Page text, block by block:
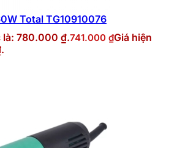
Total TG10910076
là: 780.000 ₫.741.000 ₫Giá hiện